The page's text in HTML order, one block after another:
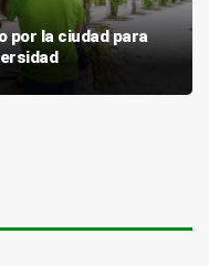
por la ciudad para